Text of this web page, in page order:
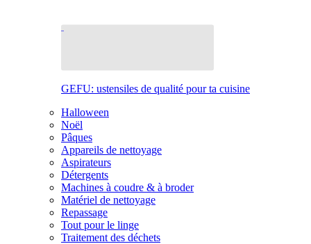
GEFU: ustensiles de qualité pour ta cuisine
Halloween
Noël
Pâques
Appareils de nettoyage
Aspirateurs
Détergents
Machines à coudre & à broder
Matériel de nettoyage
Repassage
Tout pour le linge
Traitement des déchets